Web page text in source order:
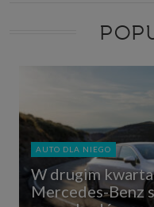
AUTO DLA NIEGO
W drugim
Mercedes-Benz